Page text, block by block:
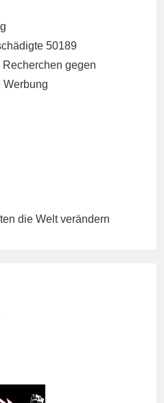
50189
Recherchen gegen
Werbung
die Welt verändern